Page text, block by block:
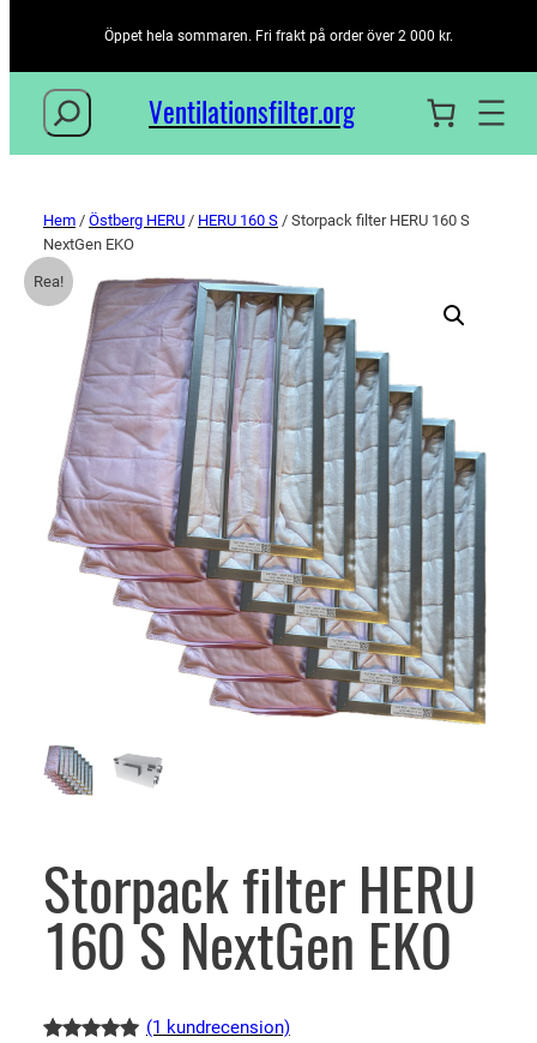
Öppet hela sommaren. Fri frakt på order över 2 000 kr.
Sök Ventilationsfilter­.org
Hem / Östberg HERU / HERU 160 S / Storpack filter HERU 160 S
NextGen EKO
Rea!
Storpack filter HERU
160 S NextGen EKO
(1 kundrecension)